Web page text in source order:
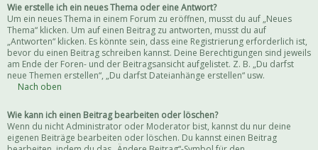
Wie erstelle ich ein neues Thema oder eine Antwort?
Um ein neues Thema in einem Forum zu eröffnen, musst du auf „Neues
Thema“ klicken. Um auf einen Beitrag zu antworten, musst du auf
„Antworten“ klicken. Es könnte sein, dass eine Registrierung erforderlich ist,
bevor du einen Beitrag schreiben kannst. Deine Berechtigungen sind jeweils
am Ende der Foren- und der Beitragsansicht aufgelistet. Z. B. „Du darfst
neue Themen erstellen“, „Du darfst Dateianhänge erstellen“ usw.
Nach oben
Wie kann ich einen Beitrag bearbeiten oder löschen?
Wenn du nicht Administrator oder Moderator bist, kannst du nur deine
eigenen Beiträge bearbeiten oder löschen. Du kannst einen Beitrag